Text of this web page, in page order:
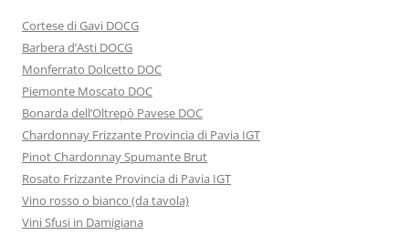
Cortese di Gavi DOCG
Barbera d’Asti DOCG
Monferrato Dolcetto DOC
Piemonte Moscato DOC
Bonarda dell’Oltrepò Pavese DOC
Chardonnay Frizzante Provincia di Pavia IGT
Pinot Chardonnay Spumante Brut
Rosato Frizzante Provincia di Pavia IGT
Vino rosso o bianco (da tavola)
Vini Sfusi in Damigiana